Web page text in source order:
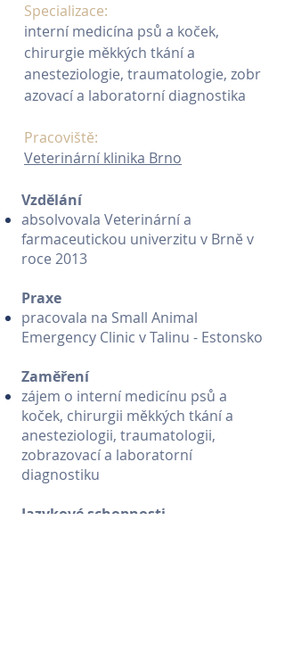
Specializace:
interní medicína psů a koček,
chirurgie měkkých tkání a
anesteziologie, traumatologie, zobr
azovací a laboratorní diagnostika
Pracoviště:
Veterinární klinika Brno
Vzdělání
absolvovala Veterinární a
farmaceutickou univerzitu v Brně v
roce 2013
​Praxe
pracovala na Small Animal
Emergency Clinic v Talinu - Estonsko
Zaměření
zájem o interní medicínu psů a
koček, chirurgii měkkých tkání a
anesteziologii, traumatologii,
zobrazovací a laboratorní
diagnostiku
Jazykové schopnosti